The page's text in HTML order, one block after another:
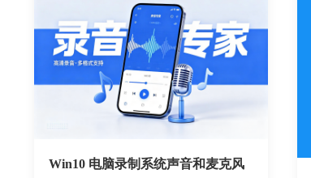
Win10 电脑录制系统声音和麦克风